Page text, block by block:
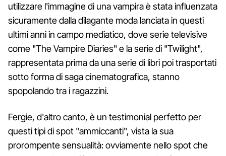
utilizzare l'immagine di una vampira è stata influenzata
sicuramente dalla dilagante moda lanciata in questi
ultimi anni in campo mediatico, dove serie televisive
come "The Vampire Diaries" e la serie di "Twilight",
rappresentata prima da una serie di libri poi trasportati
sotto forma di saga cinematografica, stanno
spopolando tra i ragazzini.
Fergie, d'altro canto, è un testimonial perfetto per
questi tipi di spot "ammiccanti", vista la sua
prorompente sensualità: ovviamente nello spot che